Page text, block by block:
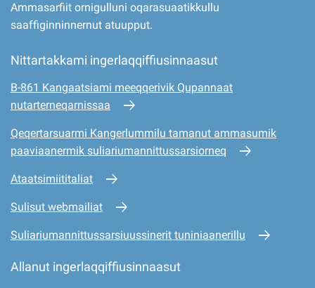
Ammasarfiit ornigulluni oqarasuaatikkullu
saaffiginninnernut atuupput.
Nittartakkami ingerlaqqiffiusinnaasut
B-861 Kangaatsiami meeqqerivik Qupannaat
nutarterneqarnissaa
Qeqertarsuarmi Kangerlummilu tamanut ammasumik
paaviaanermik suliariumannittussarsiorneq
Ataatsimiititaliat
Sulisut webmailiat
Suliariumannittussarsiuussinerit tuniniaanerillu
Allanut ingerlaqqiffiusinnaasut